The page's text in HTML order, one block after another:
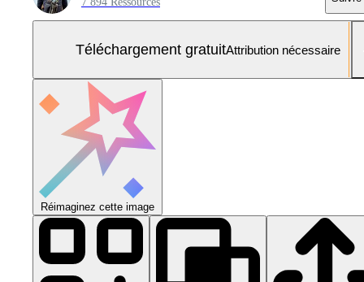
Téléchargement gratuitAttribution nécessaire
Réimaginez cette image